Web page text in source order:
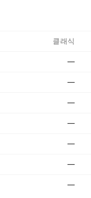
클래식
—
—
—
—
—
—
—